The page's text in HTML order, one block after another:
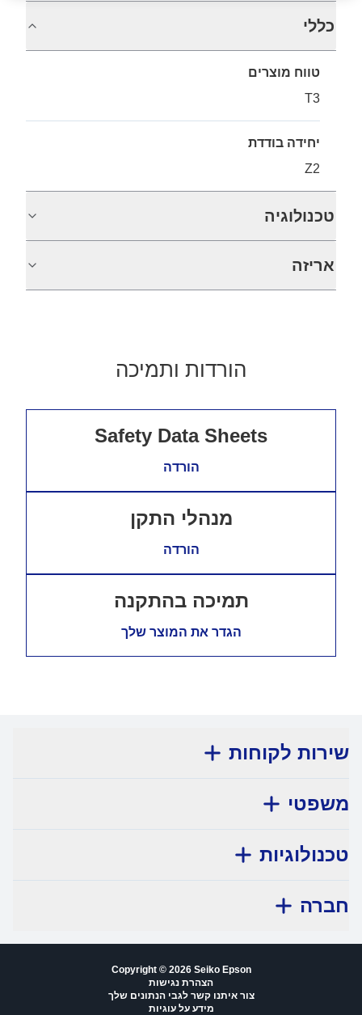
כללי
טווח מוצרים
T3
יחידה בודדת
Z2
טכנולוגיה
אריזה
הורדות ותמיכה
Safety Data Sheets
הורדה
מנהלי התקן
הורדה
תמיכה בהתקנה
הגדר את המוצר שלך
שירות לקוחות
משפטי
טכנולוגיות
חברה
Copyright © 2026 Seiko Epson
הצהרת נגישות
צור איתנו קשר לגבי הנתונים שלך
מידע על עוגיות